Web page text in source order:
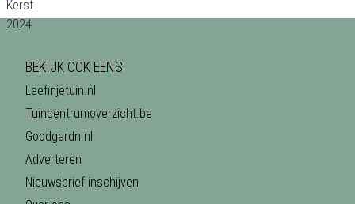
BEKIJK OOK EENS
Leefinjetuin.nl
Tuincentrumoverzicht.be
Goodgardn.nl
Adverteren
Nieuwsbrief inschijven